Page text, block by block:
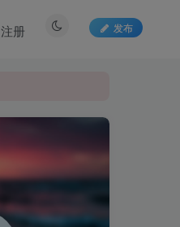
发布
注册